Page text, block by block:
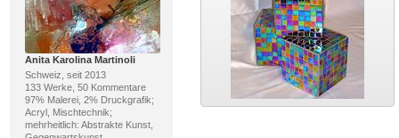
Anita Karolina Martinoli
Schweiz, seit 2013
133 Werke, 50 Kommentare
97% Malerei, 2% Druckgrafik;
Acryl, Mischtechnik;
mehrheitlich: Abstrakte Kunst,